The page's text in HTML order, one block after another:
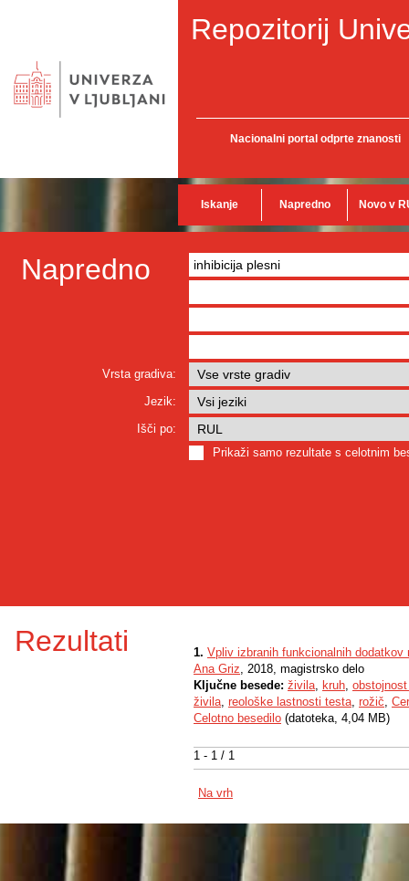
Repozitorij
Nacionalni portal odprte znanosti
Iskanje Napredno Novo v
Napredno
Vrsta gradiva:
Jezik:
Išči po:
Prikaži samo rezultate s celotnim
Rezultati
1 - 1 / 1
1. Vpliv izbranih funkcionalnih
Ana Griz, 2018, magistrsko delo
Ključne besede: živila, kruh,
živila, reološke lastnosti testa, rožič,
Celotno besedilo (datoteka, 4,04 MB)
Na vrh